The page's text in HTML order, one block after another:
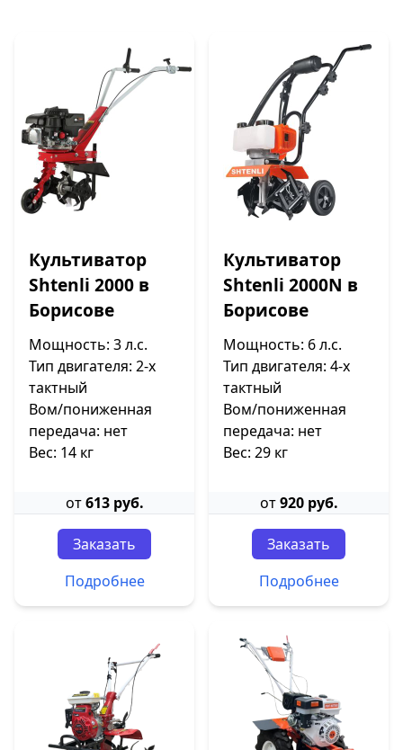
Культиватор
Shtenli 2000 в
Борисове
Мощность: 3 л.с.
Тип двигателя: 2-х
тактный
Вом/пониженная
передача: нет
Вес: 14 кг
от613 руб.
Заказать
Подробнее
Культиватор
Shtenli 2000N в
Борисове
Мощность: 6 л.с.
Тип двигателя: 4-х
тактный
Вом/пониженная
передача: нет
Вес: 29 кг
от920 руб.
Заказать
Подробнее